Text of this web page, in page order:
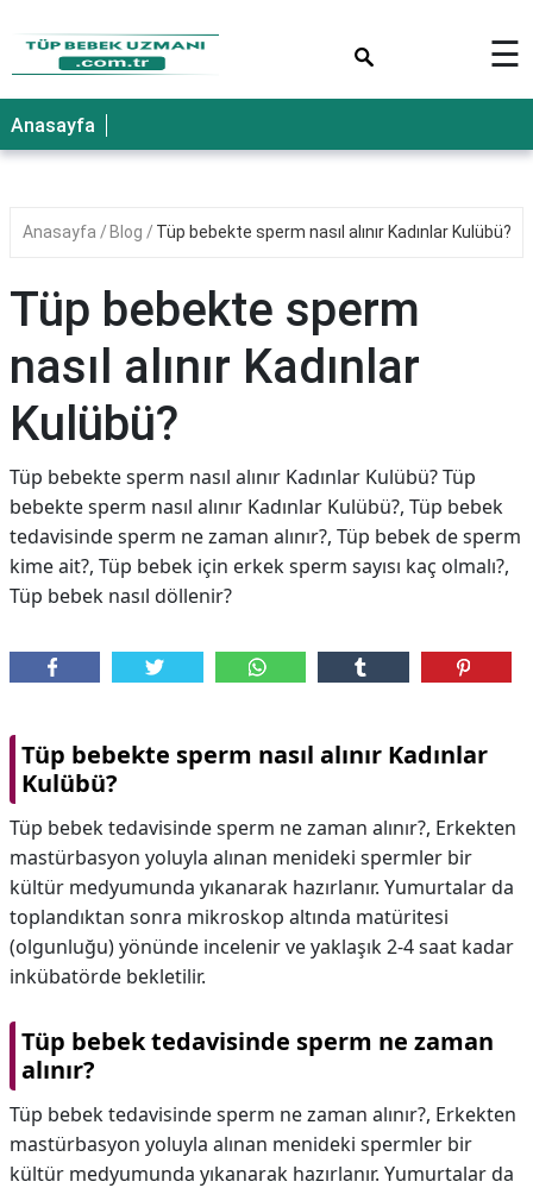
☰
Anasayfa
Anasayfa Blog Tüp bebekte sperm nasıl alınır Kadınlar Kulübü?
Tüp bebekte sperm
nasıl alınır Kadınlar
Kulübü?
Tüp bebekte sperm nasıl alınır Kadınlar Kulübü? Tüp
bebekte sperm nasıl alınır Kadınlar Kulübü?, Tüp bebek
tedavisinde sperm ne zaman alınır?, Tüp bebek de sperm
kime ait?, Tüp bebek için erkek sperm sayısı kaç olmalı?,
Tüp bebek nasıl döllenir?
Tüp bebekte sperm nasıl alınır Kadınlar
Kulübü?
Tüp bebek tedavisinde sperm ne zaman alınır?, Erkekten
mastürbasyon yoluyla alınan menideki spermler bir
kültür medyumunda yıkanarak hazırlanır. Yumurtalar da
toplandıktan sonra mikroskop altında matüritesi
(olgunluğu) yönünde incelenir ve yaklaşık 2-4 saat kadar
inkübatörde bekletilir.
Tüp bebek tedavisinde sperm ne zaman
alınır?
Tüp bebek tedavisinde sperm ne zaman alınır?, Erkekten
mastürbasyon yoluyla alınan menideki spermler bir
kültür medyumunda yıkanarak hazırlanır. Yumurtalar da